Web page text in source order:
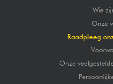
Wie
Onze
Raadpleeg
Onze